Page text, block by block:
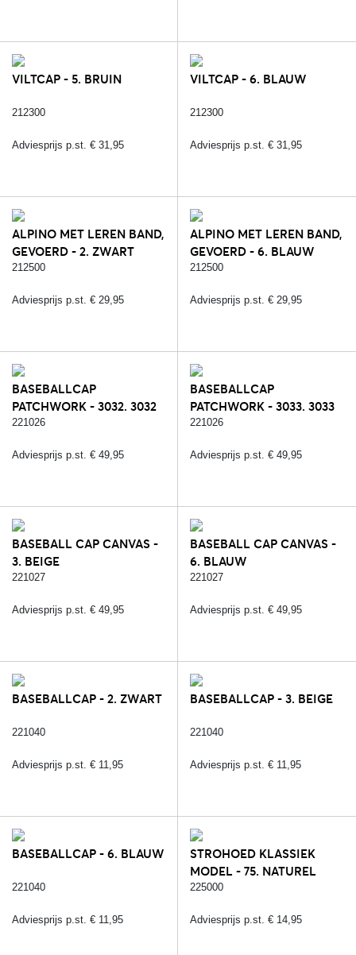
VILTCAP - 5. BRUIN
212300
Adviesprijs p.st. € 31,95
VILTCAP - 6. BLAUW
212300
Adviesprijs p.st. € 31,95
ALPINO MET LEREN BAND,
GEVOERD - 2. ZWART
212500
Adviesprijs p.st. € 29,95
ALPINO MET LEREN BAND,
GEVOERD - 6. BLAUW
212500
Adviesprijs p.st. € 29,95
BASEBALLCAP
PATCHWORK - 3032. 3032
221026
Adviesprijs p.st. € 49,95
BASEBALLCAP
PATCHWORK - 3033. 3033
221026
Adviesprijs p.st. € 49,95
BASEBALL CAP CANVAS -
3. BEIGE
221027
Adviesprijs p.st. € 49,95
BASEBALL CAP CANVAS -
6. BLAUW
221027
Adviesprijs p.st. € 49,95
BASEBALLCAP - 2. ZWART
221040
Adviesprijs p.st. € 11,95
BASEBALLCAP - 3. BEIGE
221040
Adviesprijs p.st. € 11,95
BASEBALLCAP - 6. BLAUW
221040
Adviesprijs p.st. € 11,95
STROHOED KLASSIEK
MODEL - 75. NATUREL
225000
Adviesprijs p.st. € 14,95